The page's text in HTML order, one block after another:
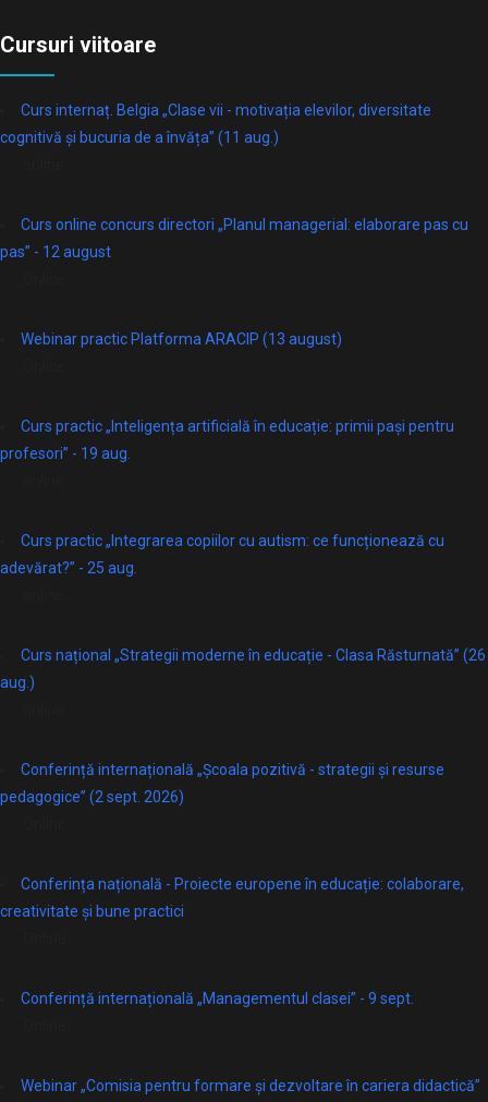
Cursuri viitoare
Curs internaț. Belgia „Clase vii - motivația elevilor, diversitate
cognitivă și bucuria de a învăța” (11 aug.)
Curs online concurs directori „Planul managerial: elaborare pas cu
pas” - 12 august
Webinar practic Platforma ARACIP (13 august)
Curs practic „Inteligența artificială în educație: primii pași pentru
profesori” - 19 aug.
Curs practic „Integrarea copiilor cu autism: ce funcționează cu
adevărat?” - 25 aug.
Curs național „Strategii moderne în educație - Clasa Răsturnată” (26
aug.)
Conferință internațională „Școala pozitivă - strategii și resurse
pedagogice” (2 sept. 2026)
Conferința națională - Proiecte europene în educație: colaborare,
creativitate și bune practici
Conferință internațională „Managementul clasei” - 9 sept.
Webinar „Comisia pentru formare și dezvoltare în cariera didactică”